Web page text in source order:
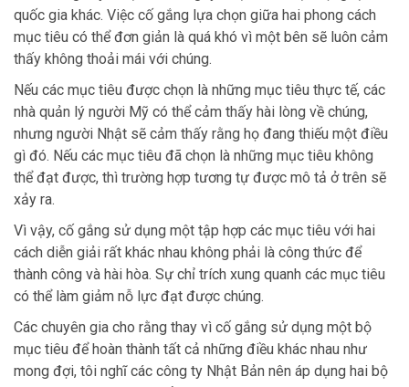
quốc gia khác. Việc cố gắng lựa chọn giữa hai phong cách
mục tiêu có thể đơn giản là quá khó vì một bên sẽ luôn cảm
thấy không thoải mái với chúng.
Nếu các mục tiêu được chọn là những mục tiêu thực tế, các
nhà quản lý người Mỹ có thể cảm thấy hài lòng về chúng,
nhưng người Nhật sẽ cảm thấy rằng họ đang thiếu một điều
gì đó. Nếu các mục tiêu đã chọn là những mục tiêu không
thể đạt được, thì trường hợp tương tự được mô tả ở trên sẽ
xảy ra.
Vì vậy, cố gắng sử dụng một tập hợp các mục tiêu với hai
cách diễn giải rất khác nhau không phải là công thức để
thành công và hài hòa. Sự chỉ trích xung quanh các mục tiêu
có thể làm giảm nỗ lực đạt được chúng.
Các chuyên gia cho rằng thay vì cố gắng sử dụng một bộ
mục tiêu để hoàn thành tất cả những điều khác nhau như
mong đợi, tôi nghĩ các công ty Nhật Bản nên áp dụng hai bộ